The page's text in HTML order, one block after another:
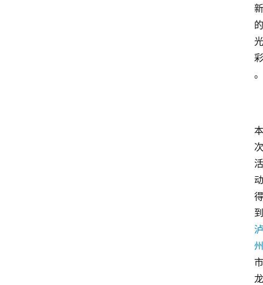
新
的
光
彩
。
本
次
活
动
得
到
泸
州
市
龙